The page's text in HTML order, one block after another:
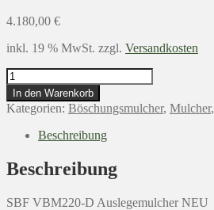
4.180,00 €
inkl. 19 % MwSt. zzgl. Versandkosten
SBF
VBM220-
D
Böschungsmulcher
Auslegemulcher
Mulcher
Menge
In den Warenkorb
Kategorien: Böschungsmulcher, Mulcher,
Beschreibung
Beschreibung
SBF VBM220-D Auslegemulcher NEU